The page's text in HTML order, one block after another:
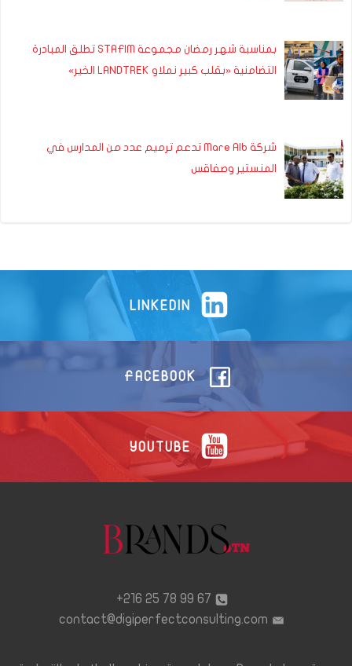
بمناسبة شهر رمضان مجموعة STAFIM تطلق المبادرة
التضامنية «بقلب كبير نملاو LANDTREK الخير»
شركة Mare Alb تدعم ترميم عدد من المدارس في
المنستير وصفاقس
LINKEDIN
FACEBOOK
YOUTUBE
67 99 78 25 216+
contact@digiperfectconsulting.com